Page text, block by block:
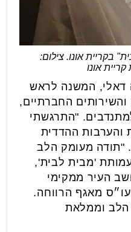
בקריית אונו. צילום:
קריית אונו
דאלי, המשנה לראש
והשירותים החברתיים,
"התרגשתי
והערבות ההדדית
"תודה מעומק הלב
'מבית לבית',
העיר ממקימי
מאגף הרווחה.
הלב וממלאת